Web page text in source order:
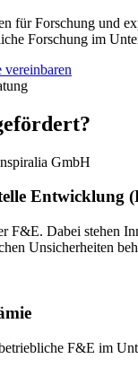
für Forschung und
Forschung im
vereinbaren
Entwicklung
F&E. Dabei stehen
Unsicherheiten
F&E im